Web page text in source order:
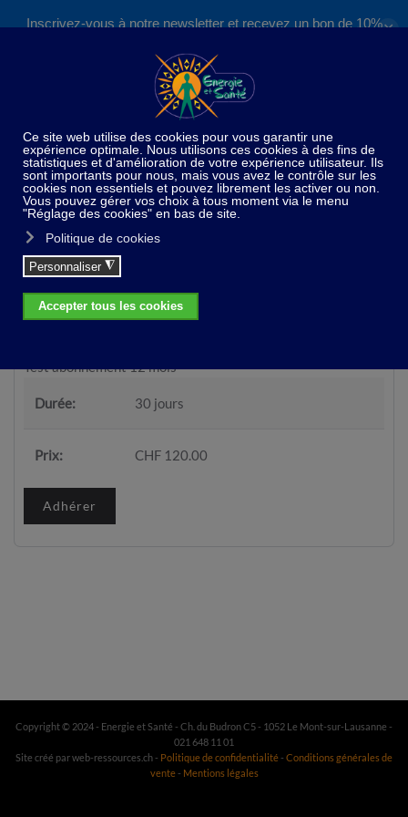
Inscrivez-vous à notre newsletter et recevez un bon de 10%
S'inscrire
✕
Test 1
Test abonnement 12 mois
Durée: 30 jours
Prix: CHF 120.00
Adhérer
Copyright © 2024 - Energie et Santé - Ch. du Budron C5 - 1052 Le Mont-sur-Lausanne -
021 648 11 01
Site créé par web-ressources.ch - Politique de confidentialité- Conditions générales de
vente- Mentions légales